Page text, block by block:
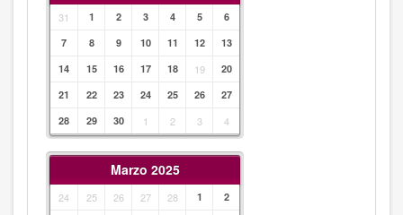
31 1 2 3 4 5
6
7
8 9 10 11 12
13
14
15 16 17 18 19
20
21
22 23 24 25 26
27
28
29 30 1 2 3 4
Marzo 2025
24 25 26 27 28 1
2